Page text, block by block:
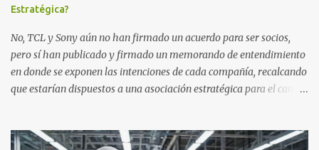
porque de hecho está bien teniendo en cuenta que es un modelo
básico sin atenuación local. Pero o...
Estratégica?
No, TCL y Sony aún no han firmado un acuerdo para ser socios,
pero sí han publicado y firmado un memorando de entendimiento
en donde se exponen las intenciones de cada compañía, recalcando
que estarían dispuestos a una asociación estratégica para el campo
TCL, y del 49% para Sony. Se espera que para finales de marzo de